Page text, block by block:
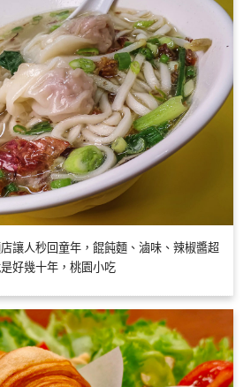
讓人秒回童年，餛飩麵、滷味、辣椒醬超
好幾十年，桃園小吃